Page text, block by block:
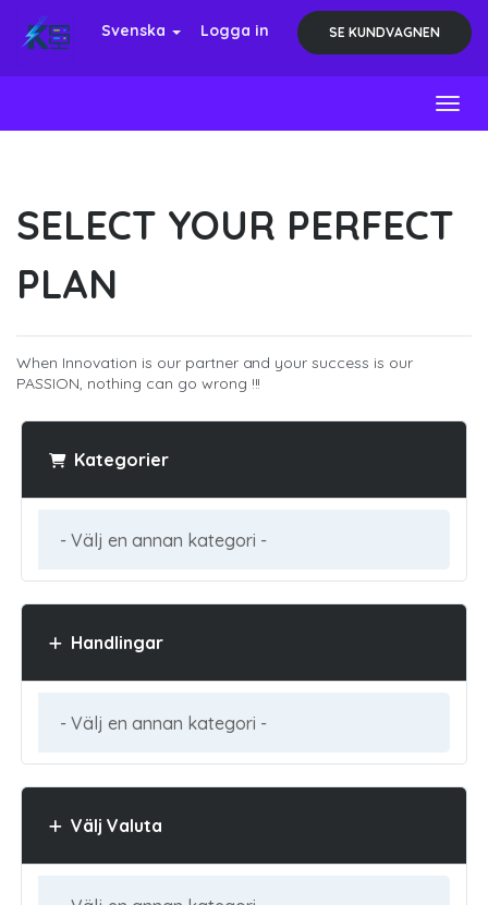
Svenska Logga in SE KUNDVAGNEN
SELECT YOUR PERFECT
PLAN
When Innovation is our partner and your success is our
PASSION, nothing can go wrong !!!
Kategorier
Handlingar
Välj Valuta